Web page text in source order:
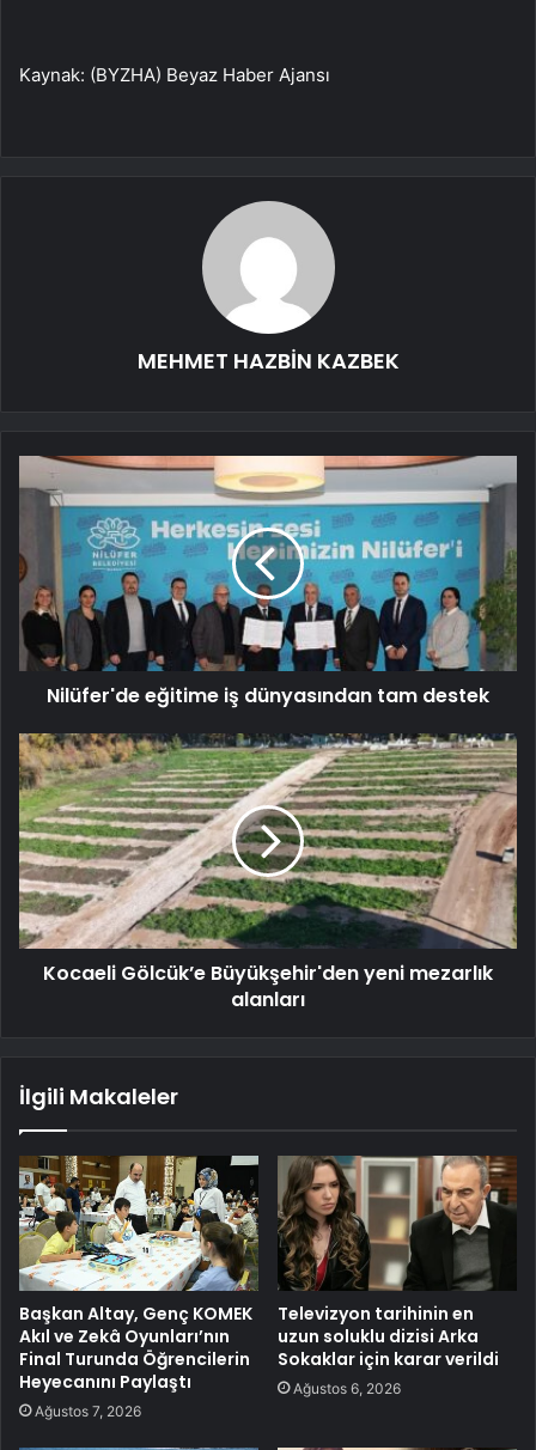
Kaynak: (BYZHA) Beyaz Haber Ajansı
MEHMET HAZBİN KAZBEK
Nilüfer'de eğitime iş dünyasından tam destek
Kocaeli Gölcük’e Büyükşehir'den yeni mezarlık
alanları
İlgili Makaleler
Başkan Altay, Genç KOMEK
Akıl ve Zekâ Oyunları’nın
Final Turunda Öğrencilerin
Heyecanını Paylaştı
Ağustos 7, 2026
Televizyon tarihinin en
uzun soluklu dizisi Arka
Sokaklar için karar verildi
Ağustos 6, 2026